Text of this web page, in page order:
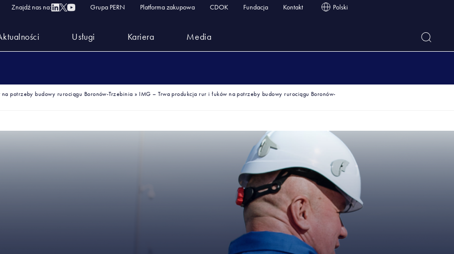
Znajdź nas na: Grupa PERN Platforma zakupowa CDOK Fundacja Kontakt Polski
Usługi Kariera Media
na potrzeby budowy rurociągu Boronów-Trzebinia » IMG – Trwa produkcja rur i łuków na potrzeby budowy rurociągu Boronów-